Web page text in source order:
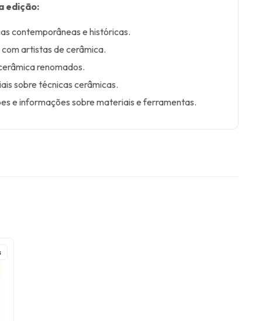
edição:
contemporâneas e históricas.
artistas de cerâmica.
renomados.
sobre técnicas cerâmicas.
e informações sobre materiais e ferramentas.